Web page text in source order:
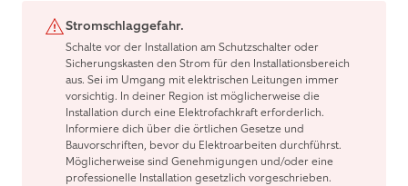
Stromschlaggefahr.
Schalte vor der Installation am Schutzschalter oder
Sicherungskasten den Strom für den Installationsbereich
aus. Sei im Umgang mit elektrischen Leitungen immer
vorsichtig. In deiner Region ist möglicherweise die
Installation durch eine Elektrofachkraft erforderlich.
Informiere dich über die örtlichen Gesetze und
Bauvorschriften, bevor du Elektroarbeiten durchführst.
Möglicherweise sind Genehmigungen und/oder eine
professionelle Installation gesetzlich vorgeschrieben.